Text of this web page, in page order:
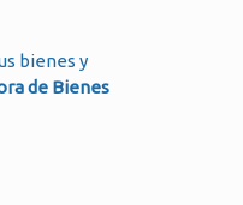
bienes y
de Bienes